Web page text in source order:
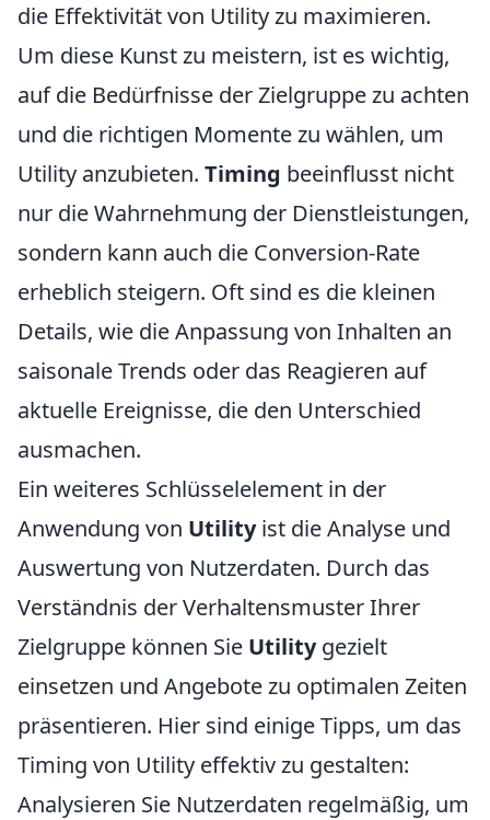
die Effektivität von Utility zu maximieren.
Um diese Kunst zu meistern, ist es wichtig,
auf die Bedürfnisse der Zielgruppe zu achten
und die richtigen Momente zu wählen, um
Utility anzubieten. Timing beeinflusst nicht
nur die Wahrnehmung der Dienstleistungen,
sondern kann auch die Conversion-Rate
erheblich steigern. Oft sind es die kleinen
Details, wie die Anpassung von Inhalten an
saisonale Trends oder das Reagieren auf
aktuelle Ereignisse, die den Unterschied
ausmachen.
Ein weiteres Schlüsselelement in der
Anwendung von Utilityist die Analyse und
Auswertung von Nutzerdaten. Durch das
Verständnis der Verhaltensmuster Ihrer
Zielgruppe können Sie Utilitygezielt
einsetzen und Angebote zu optimalen Zeiten
präsentieren. Hier sind einige Tipps, um das
Timing von Utility effektiv zu gestalten:
Analysieren Sie Nutzerdaten regelmäßig, um